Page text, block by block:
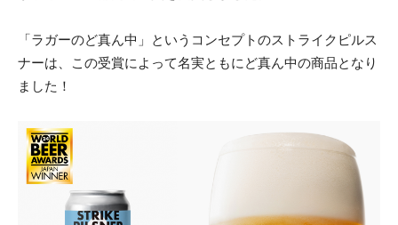
「ラガーのど真ん中」というコンセプトのストライクピルス
ナーは、この受賞によって名実ともにど真ん中の商品となり
ました！